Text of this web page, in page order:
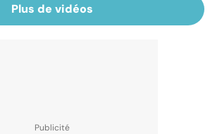
Plus de vidéos